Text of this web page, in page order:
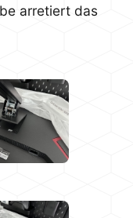
arretiert das